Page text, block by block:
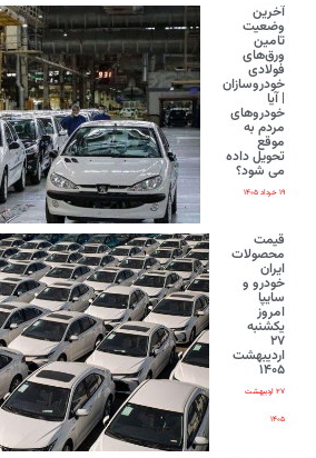
آخرین
وضعیت
تامین
ورق‌های
فولادی
خودروسازان
| آیا
خودروهای
مردم به
موقع
تحویل داده
می شود؟
۱۹ خرداد ۱۴۰۵
قیمت
محصولات
ایران‌
خودرو و
سایپا
امروز
یکشنبه
۲۷
اردیبهشت
۱۴۰۵
۲۷ اردیبهشت
۱۴۰۵